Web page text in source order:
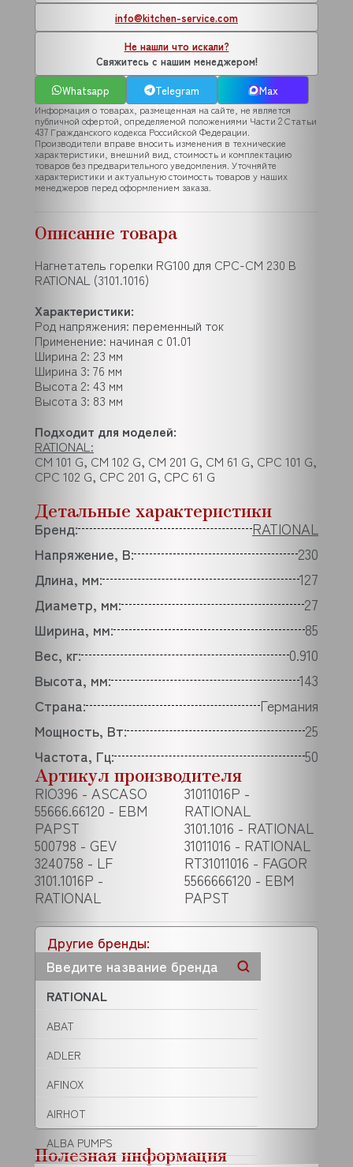
Другие бренды:
RATIONAL
ABAT
ADLER
AFINOX
AIRHOT
ALBA PUMPS
info@kitchen-service.com
Не нашли что искали?
Свяжитесь с нашим менеджером!
Whatsapp
Telegram Max
Информация о товарах, размещенная на сайте, не является
публичной офертой, определяемой положениями Части 2 Статьи
437 Гражданского кодекса Российской Федерации.
Производители вправе вносить изменения в технические
характеристики, внешний вид, стоимость и комплектацию
товаров без предварительного уведомления. Уточняйте
характеристики и актуальную стоимость товаров у наших
менеджеров перед оформлением заказа.
Описание товара
Нагнетатель горелки RG100 для CPC-CM 230 B
RATIONAL (3101.1016)
Характеристики:
Род напряжения: переменный ток
Применение: начиная с 01.01
Ширина 2: 23 мм
Ширина 3: 76 мм
Высота 2: 43 мм
Высота 3: 83 мм
Подходит для моделей:
RATIONAL:
CM 101 G, CM 102 G, CM 201 G, CM 61 G, CPC 101 G,
CPC 102 G, CPC 201 G, CPC 61 G
Детальные характеристики
Бренд:
RATIONAL
Напряжение, В:
230
Длина, мм:
127
Диаметр, мм:
27
Ширина, мм:
85
Вес, кг:
0.910
Высота, мм:
143
Страна:
Германия
Мощность, Вт:
25
Частота, Гц:
50
Артикул производителя
RIO396 - ASCASO
55666.66120 - EBM
PAPST
500798 - GEV
3240758 - LF
3101.1016P -
RATIONAL
31011016P -
RATIONAL
3101.1016 - RATIONAL
31011016 - RATIONAL
RT31011016 - FAGOR
5566666120 - EBM
PAPST
Полезная информация